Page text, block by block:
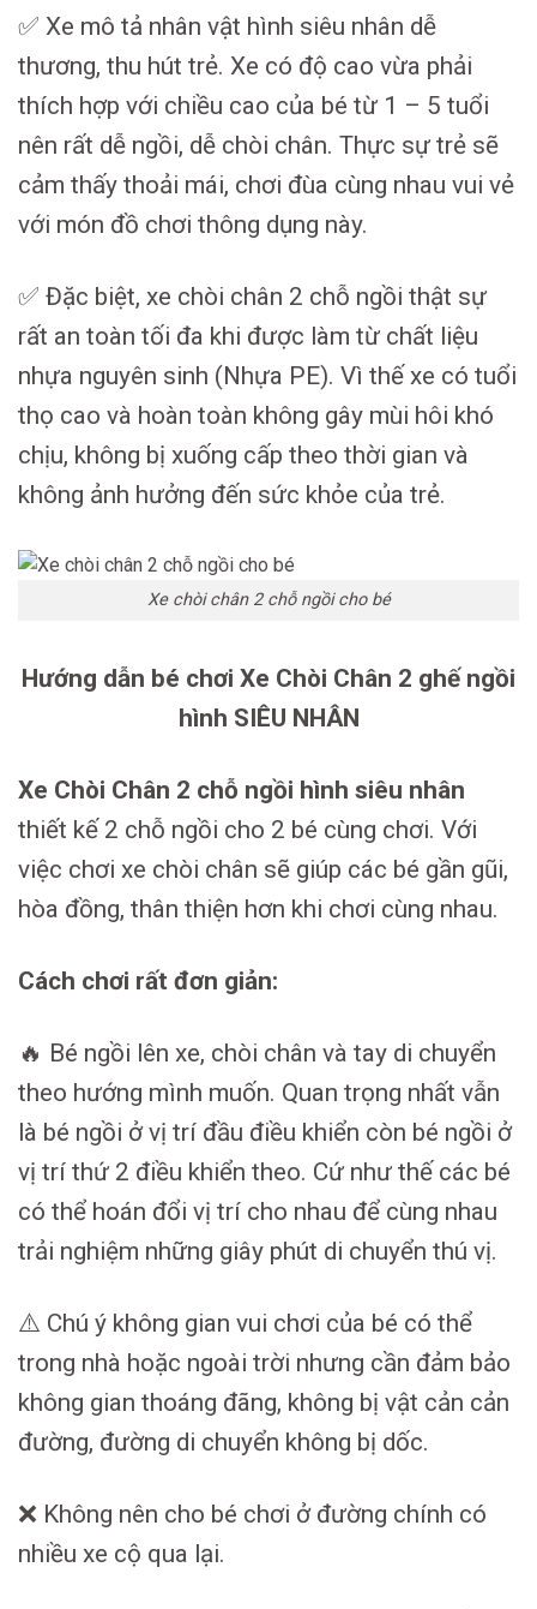
✅ Xe mô tả nhân vật hình siêu nhân dễ
thương, thu hút trẻ. Xe có độ cao vừa phải
thích hợp với chiều cao của bé từ 1 – 5 tuổi
nên rất dễ ngồi, dễ chòi chân. Thực sự trẻ sẽ
cảm thấy thoải mái, chơi đùa cùng nhau vui vẻ
với món đồ chơi thông dụng này.
✅ Đặc biệt, xe chòi chân 2 chỗ ngồi thật sự
rất an toàn tối đa khi được làm từ chất liệu
nhựa nguyên sinh (Nhựa PE). Vì thế xe có tuổi
thọ cao và hoàn toàn không gây mùi hôi khó
chịu, không bị xuống cấp theo thời gian và
không ảnh hưởng đến sức khỏe của trẻ.
Xe chòi chân 2 chỗ ngồi cho bé
Hướng dẫn bé chơi Xe Chòi Chân 2 ghế ngồi
hình SIÊU NHÂN
Xe Chòi Chân 2 chỗ ngồi hình siêu nhân
thiết kế 2 chỗ ngồi cho 2 bé cùng chơi. Với
việc chơi xe chòi chân sẽ giúp các bé gần gũi,
hòa đồng, thân thiện hơn khi chơi cùng nhau.
Cách chơi rất đơn giản:
🔥 Bé ngồi lên xe, chòi chân và tay di chuyển
theo hướng mình muốn. Quan trọng nhất vẫn
là bé ngồi ở vị trí đầu điều khiển còn bé ngồi ở
vị trí thứ 2 điều khiển theo. Cứ như thế các bé
có thể hoán đổi vị trí cho nhau để cùng nhau
trải nghiệm những giây phút di chuyển thú vị.
⚠️ Chú ý không gian vui chơi của bé có thể
trong nhà hoặc ngoài trời nhưng cần đảm bảo
không gian thoáng đãng, không bị vật cản cản
đường, đường di chuyển không bị dốc.
❌ Không nên cho bé chơi ở đường chính có
nhiều xe cộ qua lại.